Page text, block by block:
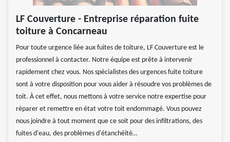
LF Couverture - Entreprise réparation fuite
toiture à Concarneau
Pour toute urgence liée aux fuites de toiture, LF Couverture est le
professionnel à contacter. Notre équipe est prête à intervenir
rapidement chez vous. Nos spécialistes des urgences fuite toiture
sont à votre disposition pour vous aider à résoudre vos problèmes de
toit. À cet effet, nous mettons à votre service notre expertise pour
réparer et remettre en état votre toit endommagé. Vous pouvez
nous joindre à tout moment que ce soit pour des infiltrations, des
fuites d'eau, des problèmes d'étanchéité…